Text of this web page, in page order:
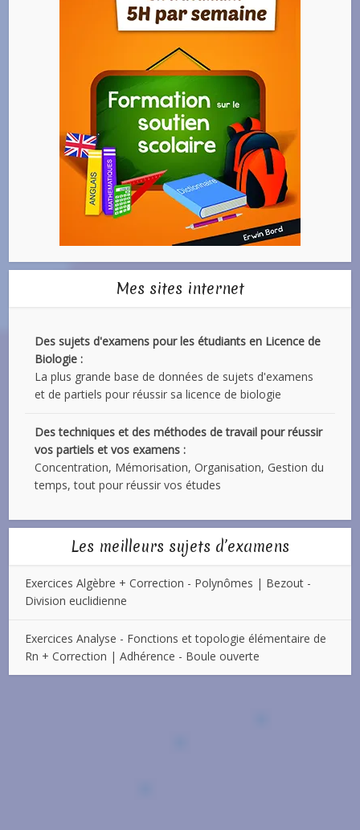
Mes sites internet
Des sujets d'examens pour les étudiants en Licence de
Biologie :
La plus grande base de données de sujets d'examens
et de partiels pour réussir sa licence de biologie
Des techniques et des méthodes de travail pour réussir
vos partiels et vos examens :
Concentration, Mémorisation, Organisation, Gestion du
temps, tout pour réussir vos études
Les meilleurs sujets d’examens
Exercices Algèbre + Correction - Polynômes | Bezout -
Division euclidienne
Exercices Analyse - Fonctions et topologie élémentaire de
Rn + Correction | Adhérence - Boule ouverte